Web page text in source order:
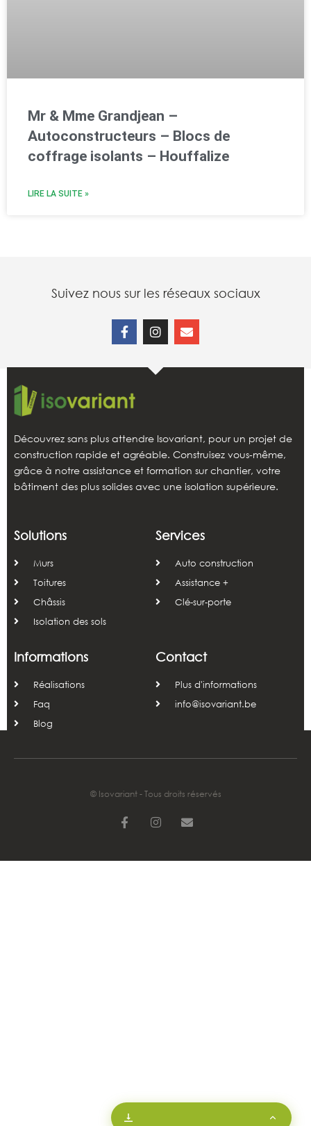
Mr & Mme Grandjean –
Autoconstructeurs – Blocs de
coffrage isolants – Houffalize
LIRE LA SUITE »
Suivez nous sur les réseaux sociaux
Découvrez sans plus attendre Isovariant, pour un projet de
construction rapide et agréable. Construisez vous-même,
grâce à notre assistance et formation sur chantier, votre
bâtiment des plus solides avec une isolation supérieure.
Solutions
Murs
Toitures
Châssis
Isolation des sols
Services
Auto construction
Assistance +
Clé-sur-porte
Informations
Réalisations
Faq
Blog
Contact
Plus d'informations
info@isovariant.be
© Isovariant - Tous droits réservés